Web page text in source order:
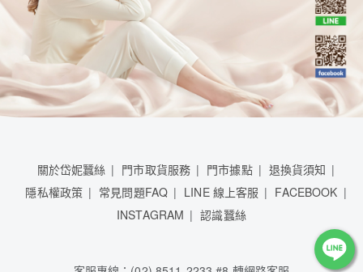
關於岱妮蠶絲 門市取貨服務 門市據點
退換貨須知
隱私權政策
常見問題FAQ LINE 線上客服
FACEBOOK
INSTAGRAM
認識蠶絲